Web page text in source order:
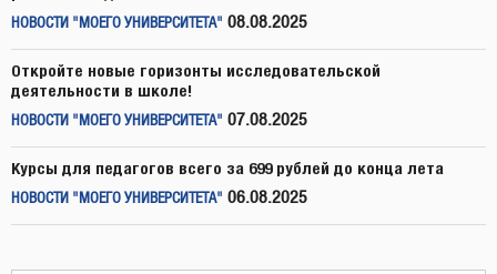
НОВОСТИ "МОЕГО УНИВЕРСИТЕТА" 08.08.2025
Откройте новые горизонты исследовательской
деятельности в школе!
НОВОСТИ "МОЕГО УНИВЕРСИТЕТА" 07.08.2025
Курсы для педагогов всего за 699 рублей до конца лета
НОВОСТИ "МОЕГО УНИВЕРСИТЕТА" 06.08.2025